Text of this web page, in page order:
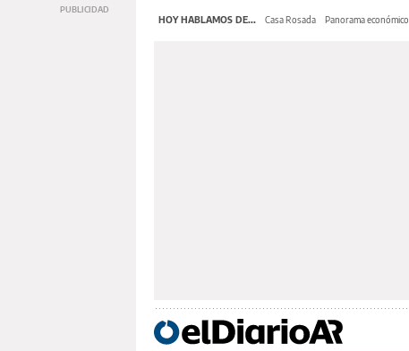
HOY HABLAMOS DE... Casa Rosada Panorama económico